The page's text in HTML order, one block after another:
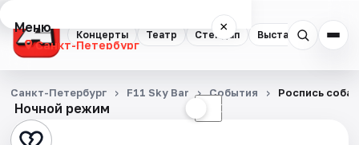
Концерты Театр Стендап Выставки
Меню ×
Санкт-Петербург
Концерты
Театр
Ночной режим ☾
Санкт-Петербург F11 Sky Bar События Роспись